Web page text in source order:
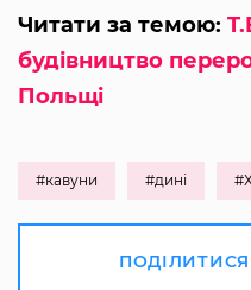
Читати за темою:
будівництво
Польщі
#кавуни #дині